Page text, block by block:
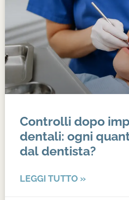
Controlli dopo
dentali: ogni
dal dentista?
LEGGI TUTTO »